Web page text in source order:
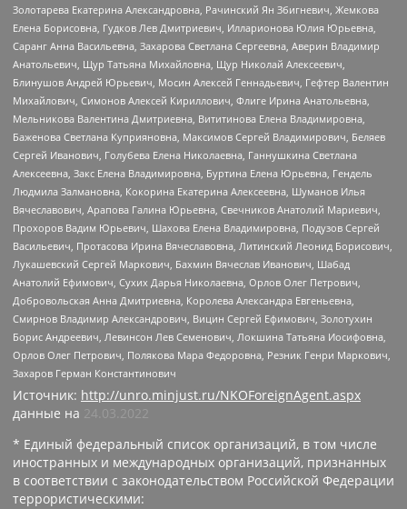
Золотарева Екатерина Александровна, Рачинский Ян Збигневич, Жемкова
Елена Борисовна, Гудков Лев Дмитриевич, Илларионова Юлия Юрьевна,
Саранг Анна Васильевна, Захарова Светлана Сергеевна, Аверин Владимир
Анатольевич, Щур Татьяна Михайловна, Щур Николай Алексеевич,
Блинушов Андрей Юрьевич, Мосин Алексей Геннадьевич, Гефтер Валентин
Михайлович, Симонов Алексей Кириллович, Флиге Ирина Анатольевна,
Мельникова Валентина Дмитриевна, Вититинова Елена Владимировна,
Баженова Светлана Куприяновна, Максимов Сергей Владимирович, Беляев
Сергей Иванович, Голубева Елена Николаевна, Ганнушкина Светлана
Алексеевна, Закс Елена Владимировна, Буртина Елена Юрьевна, Гендель
Людмила Залмановна, Кокорина Екатерина Алексеевна, Шуманов Илья
Вячеславович, Арапова Галина Юрьевна, Свечников Анатолий Мариевич,
Прохоров Вадим Юрьевич, Шахова Елена Владимировна, Подузов Сергей
Васильевич, Протасова Ирина Вячеславовна, Литинский Леонид Борисович,
Лукашевский Сергей Маркович, Бахмин Вячеслав Иванович, Шабад
Анатолий Ефимович, Сухих Дарья Николаевна, Орлов Олег Петрович,
Добровольская Анна Дмитриевна, Королева Александра Евгеньевна,
Смирнов Владимир Александрович, Вицин Сергей Ефимович, Золотухин
Борис Андреевич, Левинсон Лев Семенович, Локшина Татьяна Иосифовна,
Орлов Олег Петрович, Полякова Мара Федоровна, Резник Генри Маркович,
Захаров Герман Константинович
Источник: http://unro.minjust.ru/NKOForeignAgent.aspx
данные на 24.03.2022
* Единый федеральный список организаций, в том числе
иностранных и международных организаций, признанных
в соответствии с законодательством Российской Федерации
террористическими: